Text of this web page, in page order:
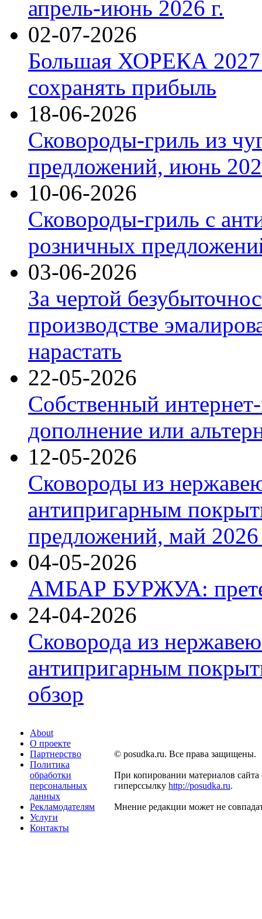
апрель-июнь 2026 г.
02-07-2026
Большая ХОРЕКА 2027:
сохранять прибыль
18-06-2026
Сковороды-гриль из
предложений, июнь
10-06-2026
Сковороды-гриль с
розничных
03-06-2026
За чертой
производстве
нарастать
22-05-2026
Собственный
дополнение или
12-05-2026
Сковороды из
антипригарным
предложений, май 2026
04-05-2026
АМБАР БУРЖУА:
24-04-2026
Сковорода из
антипригарным
обзор
About
О проекте
Партнерство
Политика
обработки
персональных
данных
Рекламодателям
Услуги
Контакты
© posudka.ru. Все права защищены.
При копировании материалов сайта
гиперссылку http://posudka.ru.
Мнение редакции может не